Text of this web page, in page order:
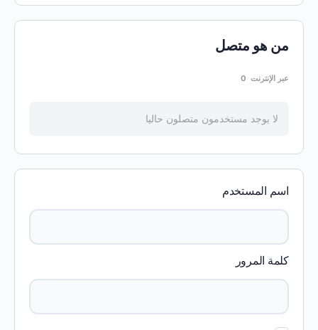
من هو متصل
عبر الإنترنت 0
لا يوجد مستخدمون متصلون حاليا
اسم المستخدم
كلمة المرور